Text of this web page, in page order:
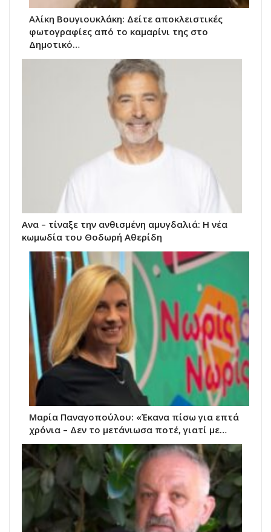
Αλίκη Βουγιουκλάκη: Δείτε αποκλειστικές
φωτογραφίες από το καμαρίνι της στο
Δημοτικό…
Ανα – τίναξε την ανθισμένη αμυγδαλιά: Η νέα
κωμωδία του Θοδωρή Αθερίδη
Μαρία Παναγοπούλου: «Έκανα πίσω για επτά
χρόνια – Δεν το μετάνιωσα ποτέ, γιατί με…